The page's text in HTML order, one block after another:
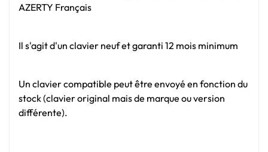
AZERTY Français
Il s'agit d'un clavier neuf et garanti 12 mois minimum
Un clavier compatible peut être envoyé en fonction du
stock (clavier original mais de marque ou version
différente).